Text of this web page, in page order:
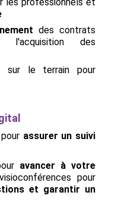
des contrats
l'acquisition des
sur le terrain pour
assurer un suivi
avancer à votre
pour
et garantir un